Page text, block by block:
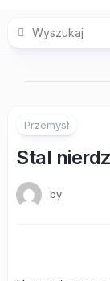
content
Przemysł
Stal
by